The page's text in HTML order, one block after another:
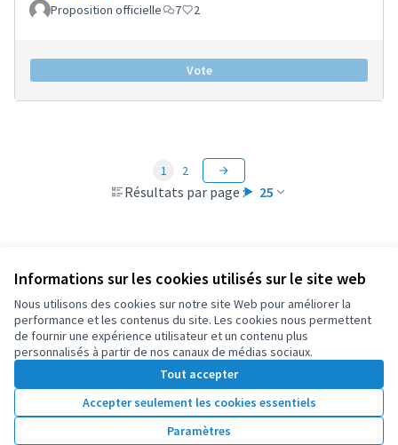
Informations sur les cookies utilisés sur le site web
Nous utilisons des cookies sur notre site Web pour améliorer la
performance et les contenus du site. Les cookies nous permettent
de fournir une expérience utilisateur et un contenu plus
personnalisés à partir de nos canaux de médias sociaux.
Tout accepter
Accepter seulement les cookies essentiels
Paramètres
Proposition officielle 7 2
Vote
Résultats par page : 25
1 2
Conditions d'utilisation
Paramètres des cookies
OIDP sur X
(Lien externe)
OIDP sur Facebook
(Lien externe)
OIDP sur YouTube
(Lien externe)
Français
Choose languageChoisir la langueElegir el idioma
Site réalisé grâce aulogiciel libre Decidim .
Licence
(Lien